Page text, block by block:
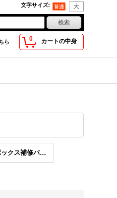
文字サイズ:
0 カートの中身
ら
クーラーボックス補修パーツ